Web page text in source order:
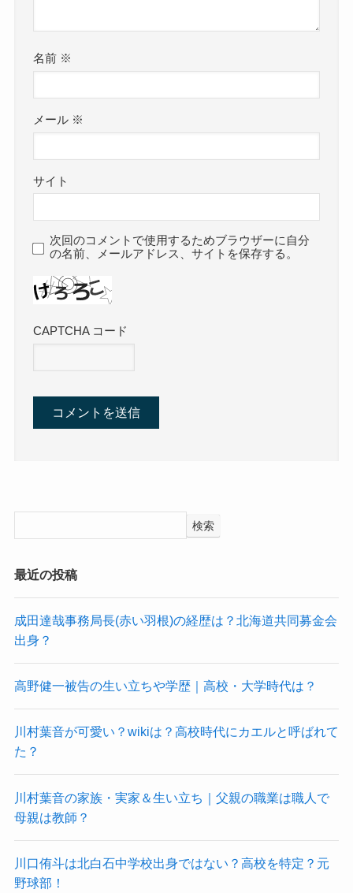
名前 ※
メール ※
サイト
次回のコメントで使用するためブラウザーに自分
の名前、メールアドレス、サイトを保存する。
CAPTCHA コード
検索
最近の投稿
成田達哉事務局長(赤い羽根)の経歴は？北海道共同募金会
出身？
高野健一被告の生い立ちや学歴｜高校・大学時代は？
川村葉音が可愛い？wikiは？高校時代にカエルと呼ばれて
た？
川村葉音の家族・実家＆生い立ち｜父親の職業は職人で
母親は教師？
川口侑斗は北白石中学校出身ではない？高校を特定？元
野球部！